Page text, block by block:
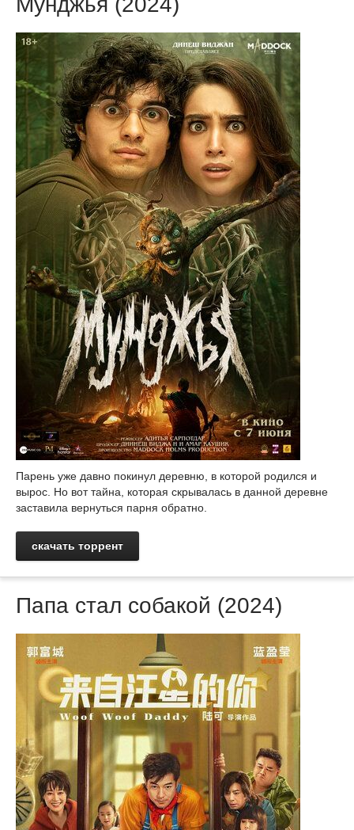
Парень уже давно покинул деревню, в которой родился и
вырос. Но вот тайна, которая скрывалась в данной деревне
заставила вернуться парня обратно.
скачать торрент
Папа стал собакой (2024)